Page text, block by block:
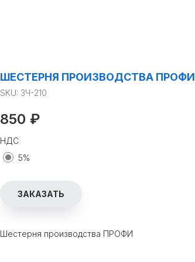
ШЕСТЕРНЯ ПРОИЗВОДСТВА ПРОФИ
SKU: ЗЧ-210
850 ₽
НДС
5%
ЗАКАЗАТЬ
Шестерня производства ПРОФИ